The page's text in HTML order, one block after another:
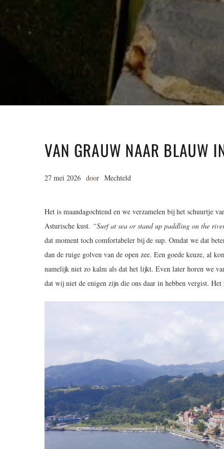
VAN GRAUW NAAR BLAUW
27 mei 2026 door Mechteld
Het is maandagochtend en we verzamelen bij het schuurtje
Asturische kust. “Surf at sea or stand up paddling on the
dat moment toch comfortabeler bij de sup. Omdat we dat
dan de ruige golven van de open zee. Een goede keuze, al
namelijk niet zo kalm als dat het lijkt. Even later horen we
dat wij niet de enigen zijn die ons daar in hebben vergist.